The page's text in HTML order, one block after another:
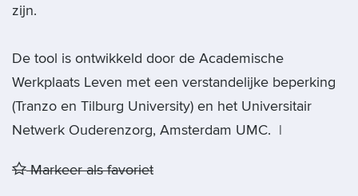
zijn.
De tool is ontwikkeld door de Academische
Werkplaats Leven met een verstandelijke beperking
(Tranzo en Tilburg University) en het Universitair
Netwerk Ouderenzorg, Amsterdam UMC. |
Markeer als favoriet